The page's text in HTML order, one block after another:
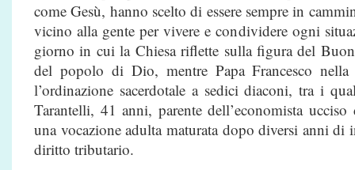
come Gesù, hanno scelto di essere sempre in
vicino alla gente per vivere e condividere ogni
giorno in cui la Chiesa riflette sulla figura del
del popolo di Dio, mentre Papa Francesco
l’ordinazione sacerdotale a sedici diaconi, tra i
Tarantelli, 41 anni, parente dell’economista
una vocazione adulta maturata dopo diversi anni di
diritto tributario.